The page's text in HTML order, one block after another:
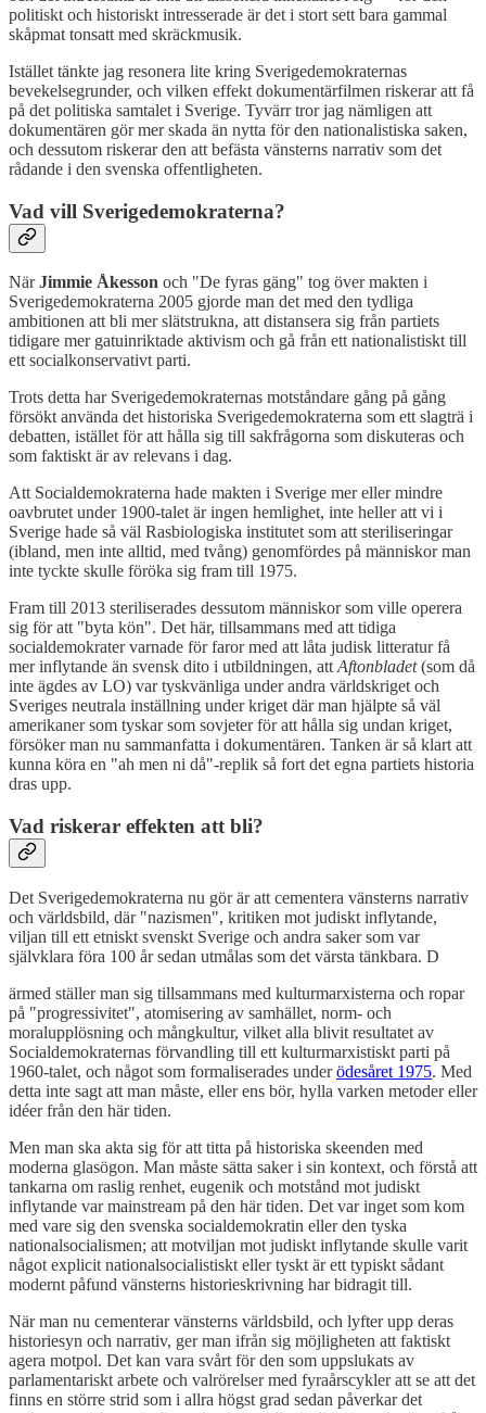
politiskt och historiskt intresserade är det i stort sett bara gammal
skåpmat tonsatt med skräckmusik.
Istället tänkte jag resonera lite kring Sverigedemokraternas
bevekelsegrunder, och vilken effekt dokumentärfilmen riskerar att få
på det politiska samtalet i Sverige. Tyvärr tror jag nämligen att
dokumentären gör mer skada än nytta för den nationalistiska saken,
och dessutom riskerar den att befästa vänsterns narrativ som det
rådande i den svenska offentligheten.
Vad vill Sverigedemokraterna?
NärJimmie Åkesson och "De fyras gäng" tog över makten i
Sverigedemokraterna 2005 gjorde man det med den tydliga
ambitionen att bli mer slätstrukna, att distansera sig från partiets
tidigare mer gatuinriktade aktivism och gå från ett nationalistiskt till
ett socialkonservativt parti.
Trots detta har Sverigedemokraternas motståndare gång på gång
försökt använda det historiska Sverigedemokraterna som ett slagträ i
debatten, istället för att hålla sig till sakfrågorna som diskuteras och
som faktiskt är av relevans i dag.
Att Socialdemokraterna hade makten i Sverige mer eller mindre
oavbrutet under 1900-talet är ingen hemlighet, inte heller att vi i
Sverige hade så väl Rasbiologiska institutet som att steriliseringar
(ibland, men inte alltid, med tvång) genomfördes på människor man
inte tyckte skulle föröka sig fram till 1975.
Fram till 2013 steriliserades dessutom människor som ville operera
sig för att "byta kön". Det här, tillsammans med att tidiga
socialdemokrater varnade för faror med att låta judisk litteratur få
mer inflytande än svensk dito i utbildningen, att Aftonbladet(som då
inte ägdes av LO) var tyskvänliga under andra världskriget och
Sveriges neutrala inställning under kriget där man hjälpte så väl
amerikaner som tyskar som sovjeter för att hålla sig undan kriget,
försöker man nu sammanfatta i dokumentären. Tanken är så klart att
kunna köra en "ah men ni då"-replik så fort det egna partiets historia
dras upp.
Vad riskerar effekten att bli?
Det Sverigedemokraterna nu gör är att cementera vänsterns narrativ
och världsbild, där "nazismen", kritiken mot judiskt inflytande,
viljan till ett etniskt svenskt Sverige och andra saker som var
självklara föra 100 år sedan utmålas som det värsta tänkbara. D
ärmed ställer man sig tillsammans med kulturmarxisterna och ropar
på "progressivitet", atomisering av samhället, norm- och
moralupplösning och mångkultur, vilket alla blivit resultatet av
Socialdemokraternas förvandling till ett kulturmarxistiskt parti på
1960-talet, och något som formaliserades underödesåret 1975. Med
detta inte sagt att man måste, eller ens bör, hylla varken metoder eller
idéer från den här tiden.
Men man ska akta sig för att titta på historiska skeenden med
moderna glasögon. Man måste sätta saker i sin kontext, och förstå att
tankarna om raslig renhet, eugenik och motstånd mot judiskt
inflytande var mainstream på den här tiden. Det var inget som kom
med vare sig den svenska socialdemokratin eller den tyska
nationalsocialismen; att motviljan mot judiskt inflytande skulle varit
något explicit nationalsocialistiskt eller tyskt är ett typiskt sådant
modernt påfund vänsterns historieskrivning har bidragit till.
När man nu cementerar vänsterns världsbild, och lyfter upp deras
historiesyn och narrativ, ger man ifrån sig möjligheten att faktiskt
agera motpol. Det kan vara svårt för den som uppslukats av
parlamentariskt arbete och valrörelser med fyraårscykler att se att det
finns en större strid som i allra högst grad sedan påverkar det